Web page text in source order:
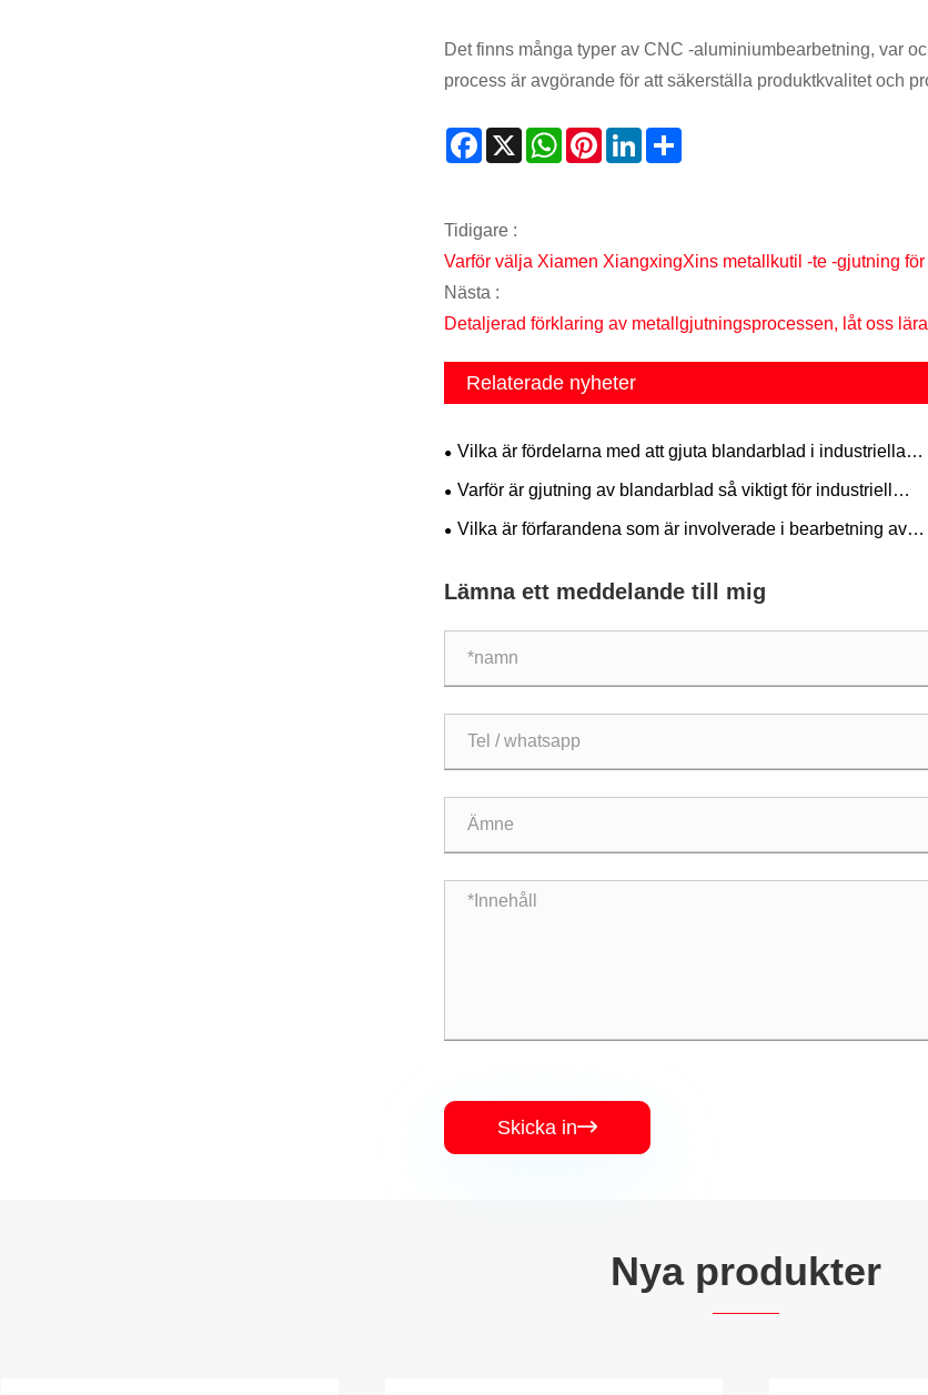
Det finns många typer av CNC -aluminiumbearbetning, var
process är avgörande för att säkerställa produktkvalitet och
Facebook
X WhatsAppPinterestLinkedIn
Tidigare :
Varför välja Xiamen XiangxingXins metallkutil -te -gjutning
Nästa :
Detaljerad förklaring av metallgjutningsprocessen, låt oss
Relaterade nyheter
Vilka är fördelarna med att gjuta blandarblad i industriella
tillämpningar
Varför är gjutning av blandarblad så viktigt för industriell
effektivitet?
Vilka är förfarandena som är involverade i bearbetning av
Lämna ett meddelande till mig
Skicka in
Nya produkter